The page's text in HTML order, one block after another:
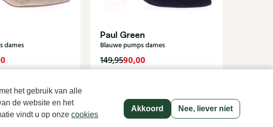
het gebruik van alle
de website en het
vindt u op onzecookies
Akkoord Nee, liever niet
dames
Paul Green
Blauwe pumps dames
149,9590,00